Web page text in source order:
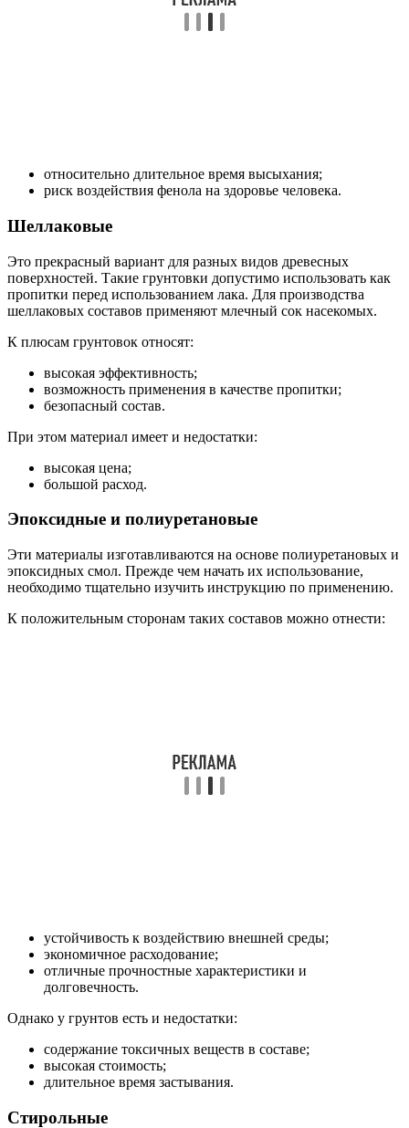
относительно длительное время высыхания;
риск воздействия фенола на здоровье человека.
Шеллаковые
Это прекрасный вариант для разных видов древесных
поверхностей. Такие грунтовки допустимо использовать как
пропитки перед использованием лака. Для производства
шеллаковых составов применяют млечный сок насекомых.
К плюсам грунтовок относят:
высокая эффективность;
возможность применения в качестве пропитки;
безопасный состав.
При этом материал имеет и недостатки:
высокая цена;
большой расход.
Эпоксидные и полиуретановые
Эти материалы изготавливаются на основе полиуретановых и
эпоксидных смол. Прежде чем начать их использование,
необходимо тщательно изучить инструкцию по применению.
К положительным сторонам таких составов можно отнести:
устойчивость к воздействию внешней среды;
экономичное расходование;
отличные прочностные характеристики и
долговечность.
Однако у грунтов есть и недостатки:
содержание токсичных веществ в составе;
высокая стоимость;
длительное время застывания.
Стирольные